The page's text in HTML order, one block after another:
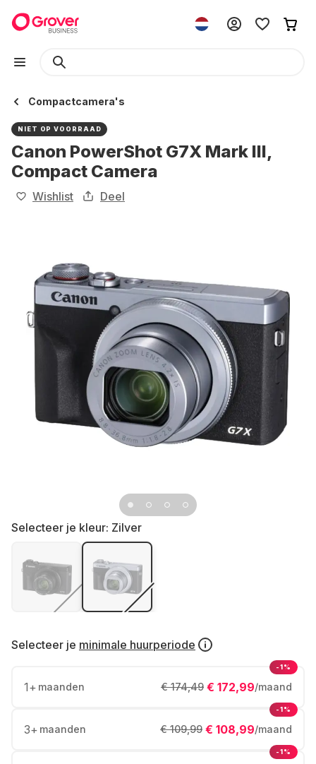
Compactcamera's
NIET OP VOORRAAD
Canon PowerShot G7X Mark III,
Compact Camera
Wishlist Deel
Selecteer je kleur: Zilver
Selecteer je minimale huurperiode
1+ maanden € 172,99/maand
€ 174,49
-1%
3+ maanden € 108,99/maand
€ 109,99
-1%
-1%